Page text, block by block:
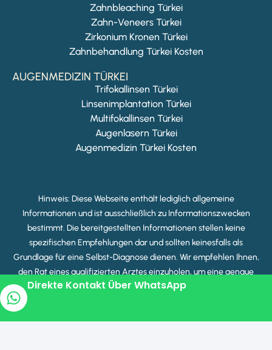
Zahnbleaching Türkei
Zahn-Veneers Türkei
Zirkonium Kronen Türkei
Zahnbehandlung Türkei Kosten
AUGENMEDIZIN TÜRKEI
Trifokallinsen Türkei
Linsenimplantation Türkei
Multifokallinsen Türkei
Augenlasern Türkei
Augenmedizin Türkei Kosten
Hinweis: Diese Webseite enthält lediglich allgemeine
Informationen und ist ausschließlich zu Informationszwecken
bestimmt. Die bereitgestellten Informationen stellen keine
spezifischen Empfehlungen dar und sollten keinesfalls als
Grundlage für eine Selbst-Diagnose dienen. Wir empfehlen Ihnen,
den Rat eines qualifizierten Arztes einzuholen, um eine genaue
Diagnose und Behandlung zu erhalten.
Direkte Kontakt Über WhatsApp